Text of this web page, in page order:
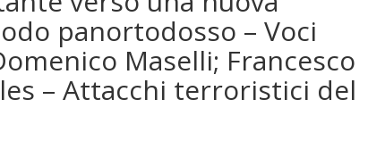
panortodosso – Voci
Maselli; Francesco
– Attacchi terroristici del